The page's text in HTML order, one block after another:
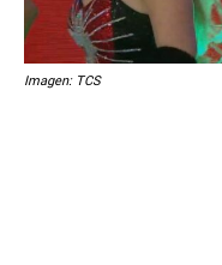
Imagen: TCS